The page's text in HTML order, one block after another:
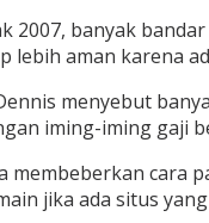
2007, banyak
lebih aman karena
menyebut
iming-iming gaji
membeberkan cara
jika ada situs